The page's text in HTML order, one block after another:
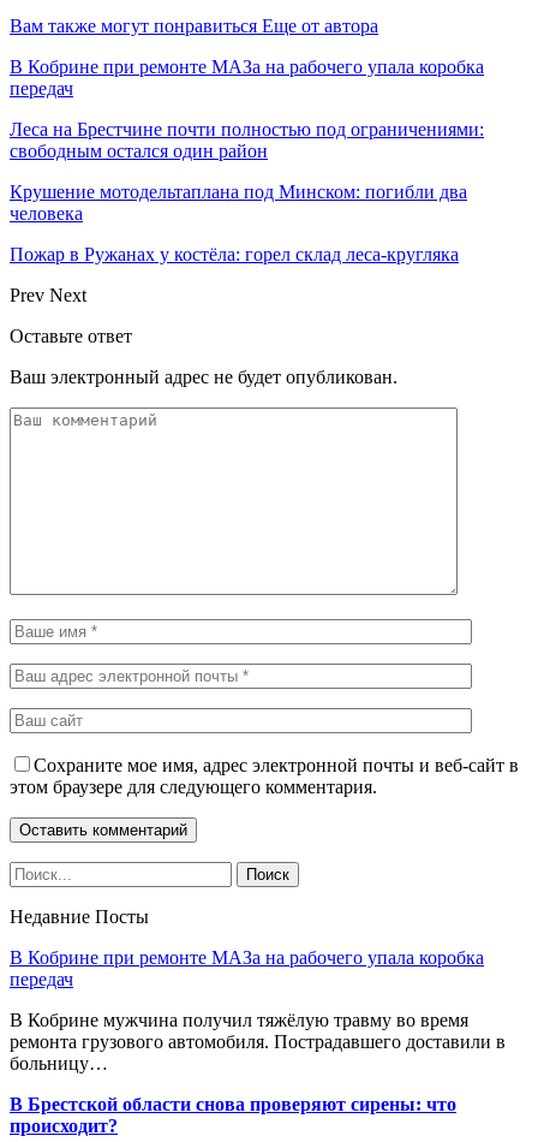
Вам также могут понравиться Еще от автора
В Кобрине при ремонте МАЗа на рабочего упала коробка
передач
Леса на Брестчине почти полностью под ограничениями:
свободным остался один район
Крушение мотодельтаплана под Минском: погибли два
человека
Пожар в Ружанах у костёла: горел склад леса-кругляка
Prev Next
Оставьте ответ
Ваш электронный адрес не будет опубликован.
Сохраните мое имя, адрес электронной почты и веб-сайт в
этом браузере для следующего комментария.
Недавние Посты
В Кобрине при ремонте МАЗа на рабочего упала коробка
передач
В Кобрине мужчина получил тяжёлую травму во время
ремонта грузового автомобиля. Пострадавшего доставили в
больницу…
В Брестской области снова проверяют сирены: что
происходит?